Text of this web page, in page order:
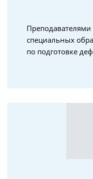
специальных
по подготовке